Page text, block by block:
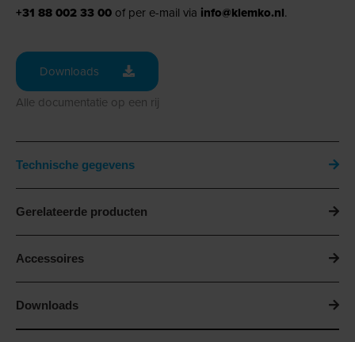
+31 88 002 33 00 of per e-mail via info@klemko.nl.
Downloads
Alle documentatie op een rij
Technische gegevens
Gerelateerde producten
Accessoires
Downloads